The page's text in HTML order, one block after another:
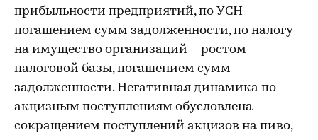
прибыльности предприятий, по УСН –
погашением сумм задолженности, по налогу
на имущество организаций – ростом
налоговой базы, погашением сумм
задолженности. Негативная динамика по
акцизным поступлениям обусловлена
сокращением поступлений акцизов на пиво,